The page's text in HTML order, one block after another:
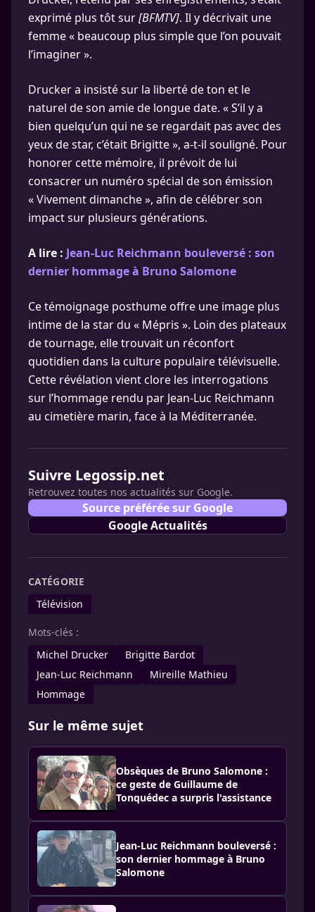
exprimé plus tôt sur[BFMTV]. Il y décrivait une
femme « beaucoup plus simple que l’on pouvait
l’imaginer ».
Drucker a insisté sur la liberté de ton et le
naturel de son amie de longue date. « S’il y a
bien quelqu’un qui ne se regardait pas avec des
yeux de star, c’était Brigitte », a-t-il souligné. Pour
honorer cette mémoire, il prévoit de lui
consacrer un numéro spécial de son émission
« Vivement dimanche », afin de célébrer son
impact sur plusieurs générations.
A lire : Jean-Luc Reichmann bouleversé : son
dernier hommage à Bruno Salomone
Ce témoignage posthume offre une image plus
intime de la star du « Mépris ». Loin des plateaux
de tournage, elle trouvait un réconfort
quotidien dans la culture populaire télévisuelle.
Cette révélation vient clore les interrogations
sur l’hommage rendu par Jean-Luc Reichmann
au cimetière marin, face à la Méditerranée.
Suivre Legossip.net
Retrouvez toutes nos actualités sur Google.
Source préférée sur Google
Google Actualités
CATÉGORIE
Télévision
Mots-clés :
Michel Drucker
Brigitte Bardot
Jean-Luc Reichmann
Mireille Mathieu
Hommage
Sur le même sujet
Obsèques de Bruno Salomone :
ce geste de Guillaume de
Tonquédec a surpris l'assistance
Jean-Luc Reichmann bouleversé :
son dernier hommage à Bruno
Salomone